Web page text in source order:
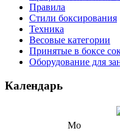
Правила
Стили боксирования
Техника
Весовые категории
Принятые в боксе
Оборудование для
Календарь
Mo